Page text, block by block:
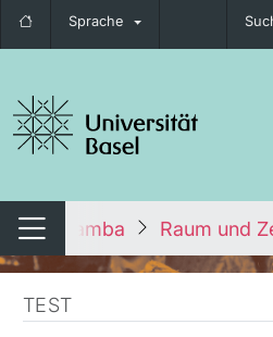
Sprache
umschalten
Navigation umschalten
Tchamba Raum und
TEST